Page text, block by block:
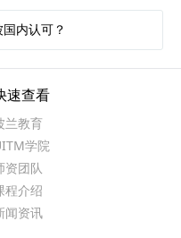
内认可？
速查看
兰教育
学院
资团队
程介绍
闻资讯